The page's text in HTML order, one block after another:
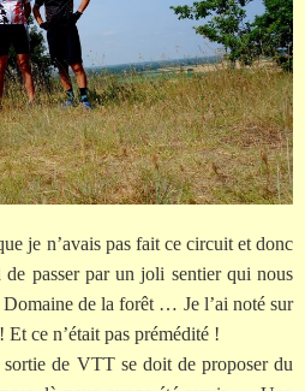
je n’avais pas fait ce circuit et donc
passer par un joli sentier qui nous
Domaine de la forêt … Je l’ai noté sur
ce n’était pas prémédité !
sortie de VTT se doit de proposer du